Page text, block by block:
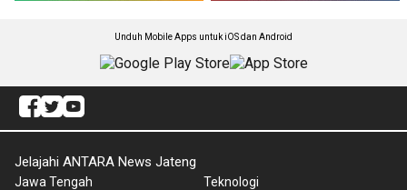
Unduh Mobile Apps untuk iOS dan Android
Jelajahi ANTARA News Jateng
Jawa Tengah
Teknologi